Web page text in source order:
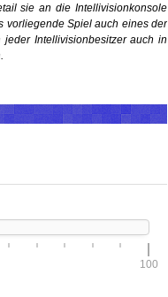
sie an die Intellivisionkonsole
vorliegende Spiel auch eines der
Intellivisionbesitzer auch in
100